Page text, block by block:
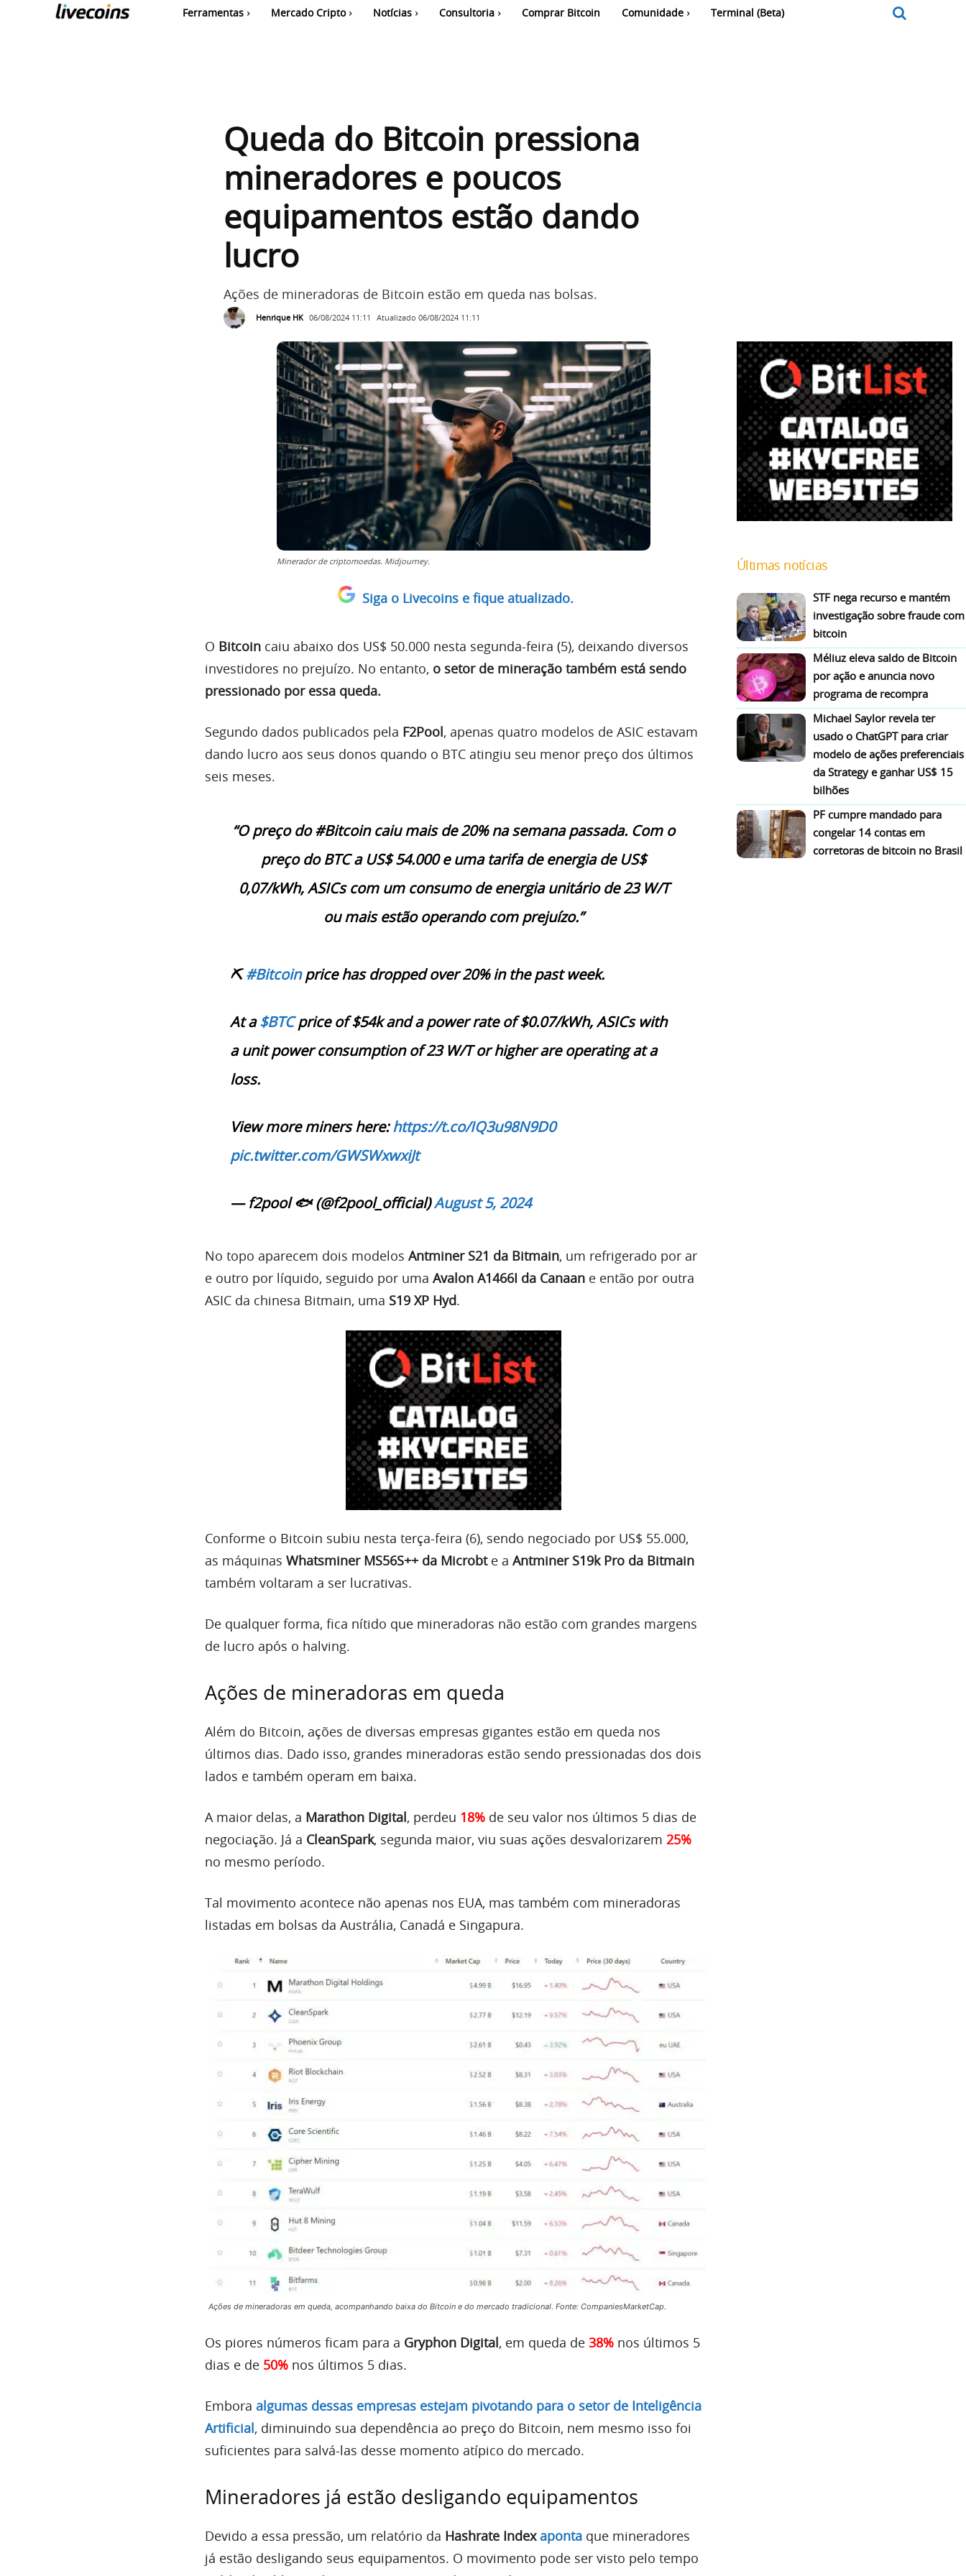
Ferramentas Mercado Cripto Notícias Consultoria Comprar Bitcoin Comunidade Terminal (Beta)
Queda do Bitcoin pressiona
mineradores e poucos
equipamentos estão dando
lucro
Ações de mineradoras de Bitcoin estão em queda nas bolsas.
Henrique HK 06/08/2024 11:11 Atualizado 06/08/2024 11:11
Minerador de criptomoedas. Midjourney.
Siga o Livecoins e fique atualizado.
O Bitcoin caiu abaixo dos US$ 50.000 nesta segunda-feira (5), deixando diversos
investidores no prejuízo. No entanto, o setor de mineração também está sendo
pressionado por essa queda.
Segundo dados publicados pela F2Pool, apenas quatro modelos de ASIC estavam
dando lucro aos seus donos quando o BTC atingiu seu menor preço dos últimos
seis meses.
“O preço do #Bitcoin caiu mais de 20% na semana passada. Com o
preço do BTC a US$ 54.000 e uma tarifa de energia de US$
0,07/kWh, ASICs com um consumo de energia unitário de 23 W/T
ou mais estão operando com prejuízo.”
⛏️#Bitcoinprice has dropped over 20% in the past week.
At a$BTCprice of $54k and a power rate of $0.07/kWh, ASICs with
a unit power consumption of 23 W/T or higher are operating at a
loss.
View more miners here:https://t.co/IQ3u98N9D0
pic.twitter.com/GWSWxwxiJt
— f2pool 🐟 (@f2pool_official)August 5, 2024
No topo aparecem dois modelos Antminer S21 da Bitmain, um refrigerado por ar
e outro por líquido, seguido por uma Avalon A1466I da Canaan e então por outra
ASIC da chinesa Bitmain, uma S19 XP Hyd.
Conforme o Bitcoin subiu nesta terça-feira (6), sendo negociado por US$ 55.000,
as máquinas Whatsminer MS56S++ da Microbte a Antminer S19k Pro da Bitmain
também voltaram a ser lucrativas.
De qualquer forma, fica nítido que mineradoras não estão com grandes margens
de lucro após o halving.
Ações de mineradoras em queda
Além do Bitcoin, ações de diversas empresas gigantes estão em queda nos
últimos dias. Dado isso, grandes mineradoras estão sendo pressionadas dos dois
lados e também operam em baixa.
A maior delas, a Marathon Digital, perdeu 18% de seu valor nos últimos 5 dias de
negociação. Já a CleanSpark, segunda maior, viu suas ações desvalorizarem 25%
no mesmo período.
Tal movimento acontece não apenas nos EUA, mas também com mineradoras
listadas em bolsas da Austrália, Canadá e Singapura.
Ações de mineradoras em queda, acompanhando baixa do Bitcoin e do mercado tradicional. Fonte: CompaniesMarketCap.
Os piores números ficam para a Gryphon Digital, em queda de 38% nos últimos 5
dias e de 50% nos últimos 5 dias.
Embora algumas dessas empresas estejam pivotando para o setor de Inteligência
Artificial, diminuindo sua dependência ao preço do Bitcoin, nem mesmo isso foi
suficientes para salvá-las desse momento atípico do mercado.
Mineradores já estão desligando equipamentos
Devido a essa pressão, um relatório da Hashrate Index aponta que mineradores
já estão desligando seus equipamentos. O movimento pode ser visto pelo tempo
Últimas notícias
STF nega recurso e mantém
investigação sobre fraude com
bitcoin
Méliuz eleva saldo de Bitcoin
por ação e anuncia novo
programa de recompra
Michael Saylor revela ter
usado o ChatGPT para criar
modelo de ações preferenciais
da Strategy e ganhar US$ 15
bilhões
PF cumpre mandado para
congelar 14 contas em
corretoras de bitcoin no Brasil